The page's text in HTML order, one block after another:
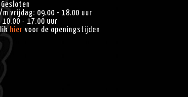
vrijdag: 09.00 - 18.00 uur
- 17.00 uur
hier voor de openingstijden